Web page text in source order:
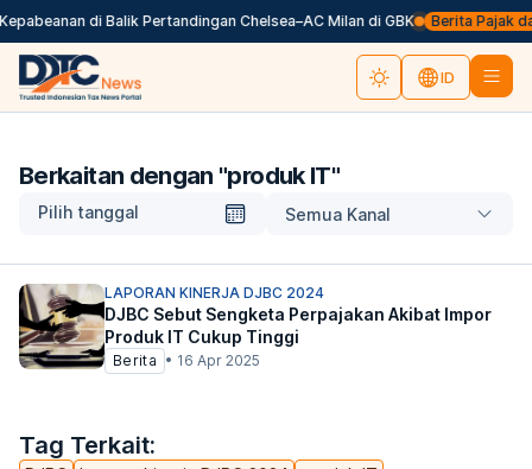
di Balik Pertandingan Chelsea–AC Milan di GBK Berita Pajak
ID
Berkaitan dengan "produk IT"
Pilih tanggal Semua Kanal
Tag Terkait:
LAPORAN KINERJA DJBC 2024
DJBC Sebut Sengketa Perpajakan Akibat Impor
Produk IT Cukup Tinggi
Berita • 16 Apr 2025